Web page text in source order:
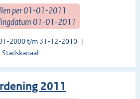
per 01-01-2011
01-01-2011
2000 t/m 31-12-2010
2011